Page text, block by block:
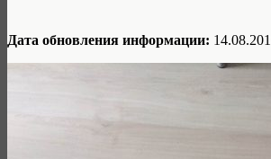
Дата обновления информации: